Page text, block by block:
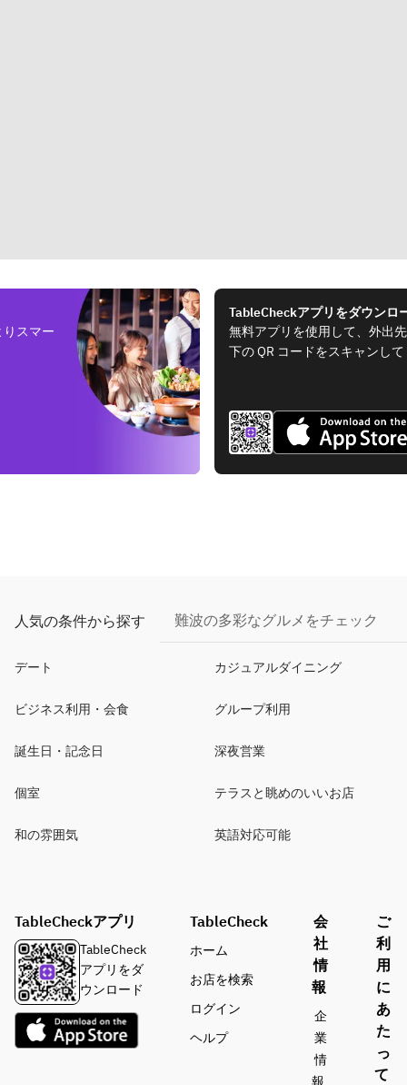
スマー
TableCheckアプリをダウンロ
無料アプリを使用して、外出
下の QR コードをスキャンし
人気の条件から探す 難波の多彩なグルメをチェック
デート カジュアルダイニング
ビジネス利用・会食 グループ利用
誕生日・記念日 深夜営業
個室 テラスと眺めのいいお店
和の雰囲気 英語対応可能
TableCheckアプリ
TableCheck
アプリをダ
ウンロード
TableCheck
ホーム
お店を検索
ログイン
ヘルプ
会
社
情
報
企
業
情
報
ご
利
用
に
あ
た
っ
て